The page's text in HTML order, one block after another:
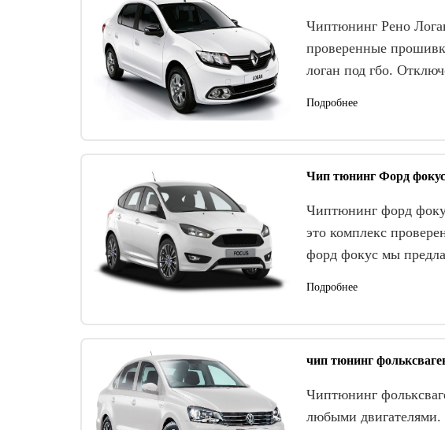
Чиптюнинг Рено
проверенные
логан под гбо.
Подробнее
Чип тюнинг Форд фокус
Чиптюнинг форд
это комплекс
форд фокус мы
Подробнее
чип тюнинг
Чиптюнинг
любыми двигателями.